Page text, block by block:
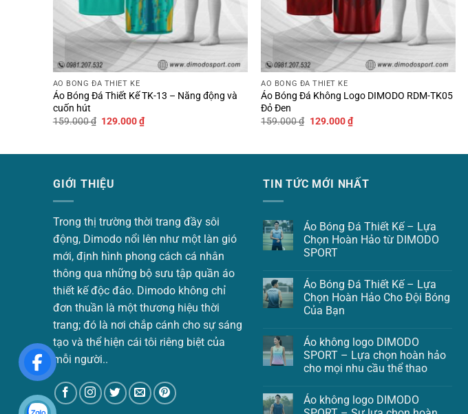
ÁO BÓNG ĐÁ THIẾT KẾ
Áo Bóng Đá Thiết Kế TK-13 – Năng động và
cuốn hút
159.000₫ Giá
129.000₫Giá
ÁO BÓNG ĐÁ THIẾT KẾ
Áo Bóng Đá Không Logo DIMODO RDM-TK05
Đỏ Đen
159.000₫ Giá
129.000₫Giá
hiện
GIỚI THIỆU
Trong thị trường thời trang đầy sôi
động, Dimodo nổi lên như một làn gió
mới, định hình phong cách cá nhân
thông qua những bộ sưu tập quần áo
thiết kế độc đáo. Dimodo không chỉ
đơn thuần là một thương hiệu thời
trang; đó là nơi chắp cánh cho sự sáng
tạo và thể hiện cái tôi riêng biệt của
mỗi người..
TIN TỨC MỚI NHẤT
Áo Bóng Đá Thiết Kế – Lựa
Chọn Hoàn Hảo từ DIMODO
SPORT
Áo Bóng Đá Thiết Kế – Lựa
Chọn Hoàn Hảo Cho Đội Bóng
Của Bạn
Áo không logo DIMODO
SPORT – Lựa chọn hoàn hảo
cho mọi nhu cầu thể thao
Áo không logo DIMODO